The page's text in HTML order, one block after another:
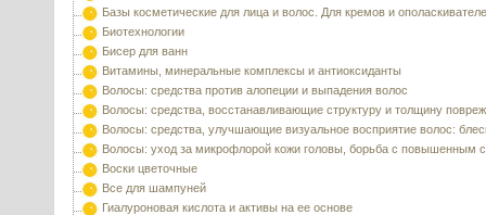
Базы косметические для лица и волос. Для кремов и
Биотехнологии
Бисер для ванн
Витамины, минеральные комплексы и антиоксиданты
Волосы: средства против алопеции и выпадения волос
Волосы: средства, восстанавливающие структуру и толщину
Волосы: средства, улучшающие визуальное восприятие волос:
Волосы: уход за микрофлорой кожи головы, борьба с повышенным
Воски цветочные
Все для шампуней
Гиалуроновая кислота и активы на ее основе